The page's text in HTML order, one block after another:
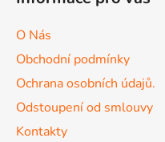
O Nás
Obchodní podmínky
Ochrana osobních údajů.
Odstoupení od smlouvy
Kontakty